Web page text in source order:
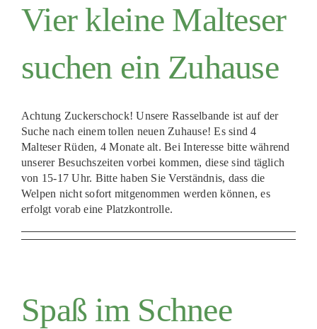
Vier kleine Malteser
suchen ein Zuhause
Achtung Zuckerschock! Unsere Rasselbande ist auf der
Suche nach einem tollen neuen Zuhause! Es sind 4
Malteser Rüden, 4 Monate alt. Bei Interesse bitte während
unserer Besuchszeiten vorbei kommen, diese sind täglich
von 15-17 Uhr. Bitte haben Sie Verständnis, dass die
Welpen nicht sofort mitgenommen werden können, es
erfolgt vorab eine Platzkontrolle.
Spaß im Schnee